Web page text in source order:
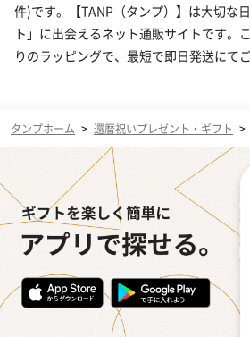
件)です。【TANP（タンプ）】は大切な
ト」に出会えるネット通販サイトです。
りのラッピングで、最短で即日発送にて
タンプホーム > 還暦祝いプレゼント・ギフト >